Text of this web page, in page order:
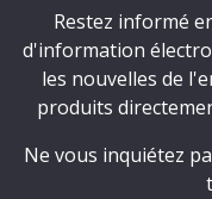
Restez informé
d'information
les nouvelles de
produits
Ne vous inquiétez